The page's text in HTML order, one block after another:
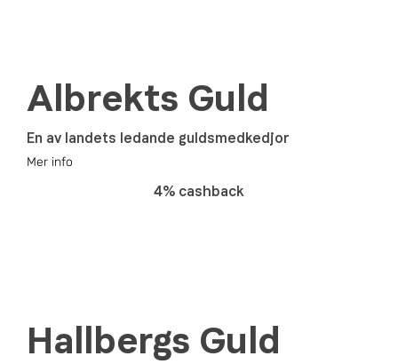
Albrekts Guld
En av landets ledande guldsmedkedjor
Mer info
4% cashback
Hallbergs Guld